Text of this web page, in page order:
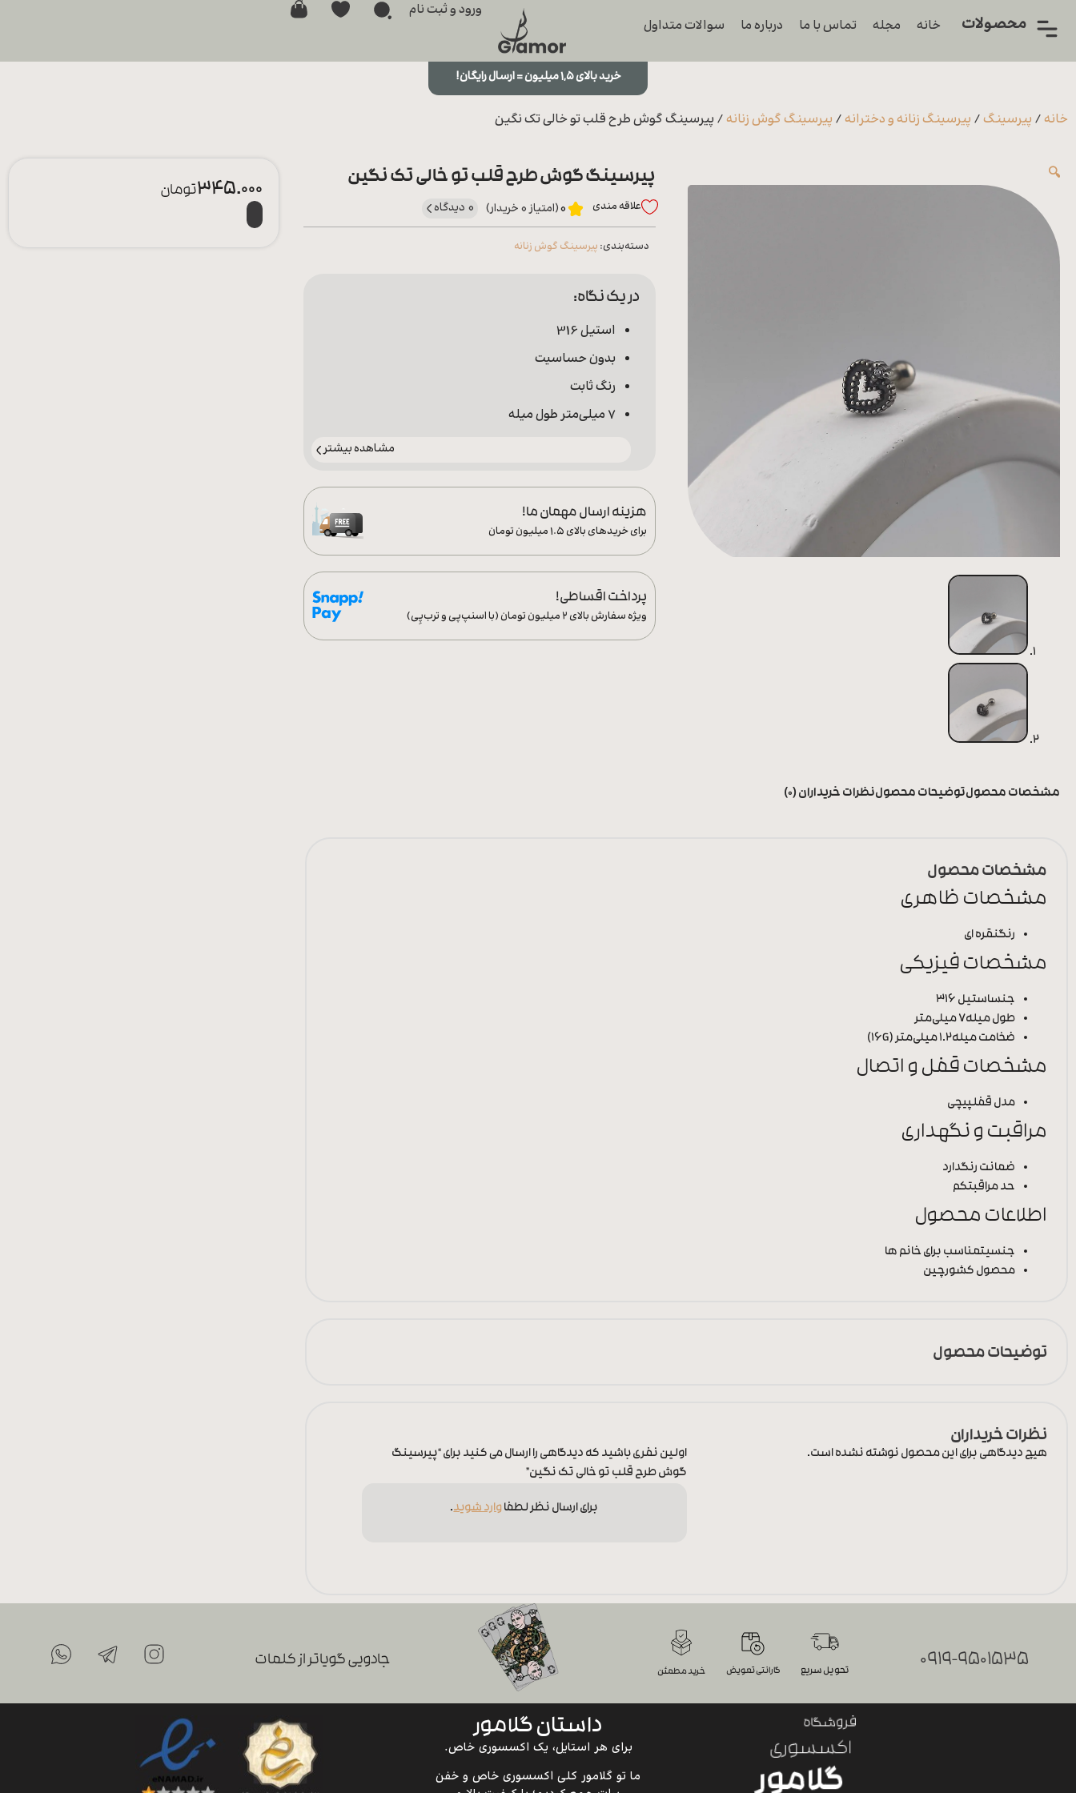
محصولات
زیورآلات
ورشو
محصولات خانه مجله تماس با ما درباره ما سوالات متداول
ورود و ثبت نام
خرید بالای ۱,۵ میلیون = ارسال رایگان!
خانه/ پیرسینگ/ پیرسینگ زنانه و دخترانه/ پیرسینگ گوش زنانه/ پیرسینگ گوش طرح قلب تو خالی تک نگین
🔍 پیرسینگ گوش طرح قلب تو خالی تک نگین
علاقه‌ مندی 0(امتیاز 0 خریدار) 0 دیدگاه
دسته‌بندی: پیرسینگ گوش زنانه
در یک نگاه:
استیل 316
بدون حساسیت
رنگ ثابت
7 میلی‌متر طول میله
مشاهده بیشتر
هزینه ارسال مهمان ما!
برای خریدهای بالای ۱.۵ میلیون تومان
پرداخت اقساطی!
ویژه سفارش‌ بالای ۲ میلیون تومان (با اسنپ‌پی و ترب‌پِی)
345.000تومان
افزودن به سبد خرید
مشخصات محصولتوضیحات محصولنظرات خریداران (0)
مشخصات محصول
مشخصات ظاهری
رنگنقره ای
مشخصات فیزیکی
جنساستیل 316
طول میله7 میلی‌متر
ضخامت میله1.2 میلی‌متر (16G)
مشخصات قفل و اتصال
مدل قفلپیچی
مراقبت و نگهداری
ضمانت رنگدارد
حد مراقبتکم
اطلاعات محصول
جنسیتمناسب برای خانم ها
محصول کشورچین
توضیحات محصول
نظرات خریداران
هیچ دیدگاهی برای این محصول نوشته نشده است.
اولین نفری باشید که دیدگاهی را ارسال می کنید برای “پیرسینگ
گوش طرح قلب تو خالی تک نگین”
برای ارسال نظر لطفاوارد شوید.
0919-9501535 تحویل سریع گارانتی تعویض خرید مطمئن
جادویی گویاتر از کلمات
داستان گلامور
برای هر استایل، یک اکسسوری خاص.
ما تو گلامور کلی اکسسوری خاص و خفن